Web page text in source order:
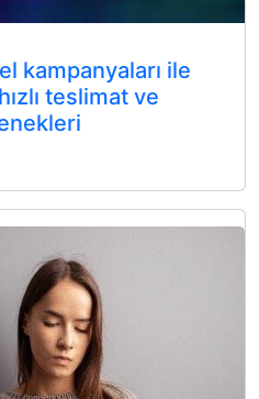
kampanyaları ile
teslimat ve